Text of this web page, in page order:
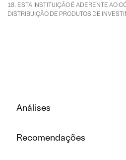
ESTA INSTITUIÇÃO É ADERENTE AO
DISTRIBUIÇÃO DE PRODUTOS DE
Análises
Recomendações